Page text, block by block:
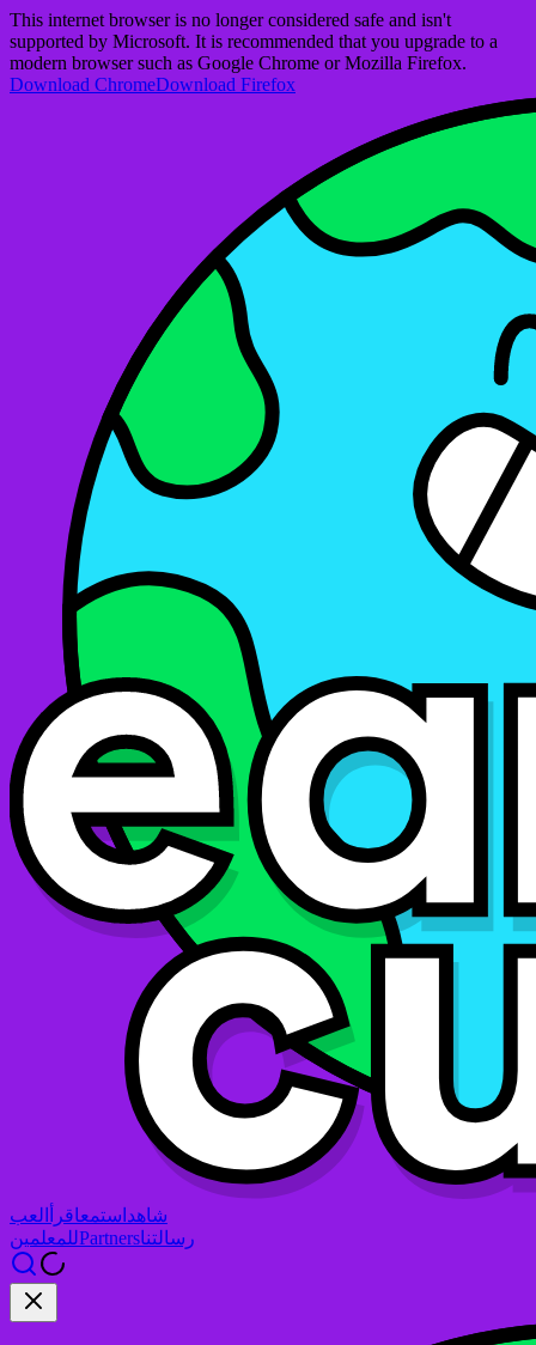
This internet browser is no longer considered safe and isn't
supported by Microsoft. It is recommended that you upgrade to a
modern browser such as Google Chrome or Mozilla Firefox.
Download ChromeDownload Firefox
شاهد استمعاقرأ
العب
للمعلمينPartnersرسالتنا